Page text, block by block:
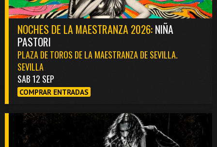
NOCHES DE LA MAESTRANZA 2026:NIÑA
PASTORI
PLAZA DE TOROS DE LA MAESTRANZA DE SEVILLA.
SEVILLA
SAB 12 SEP
COMPRAR ENTRADAS